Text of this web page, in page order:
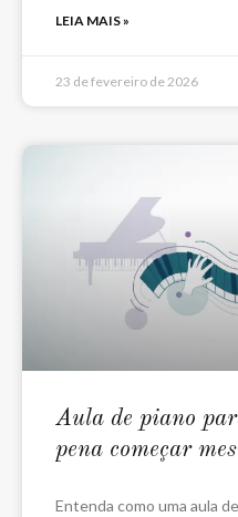
LEIA MAIS »
23 de fevereiro de 2026
Aula de piano
pena começar
Entenda como uma aula